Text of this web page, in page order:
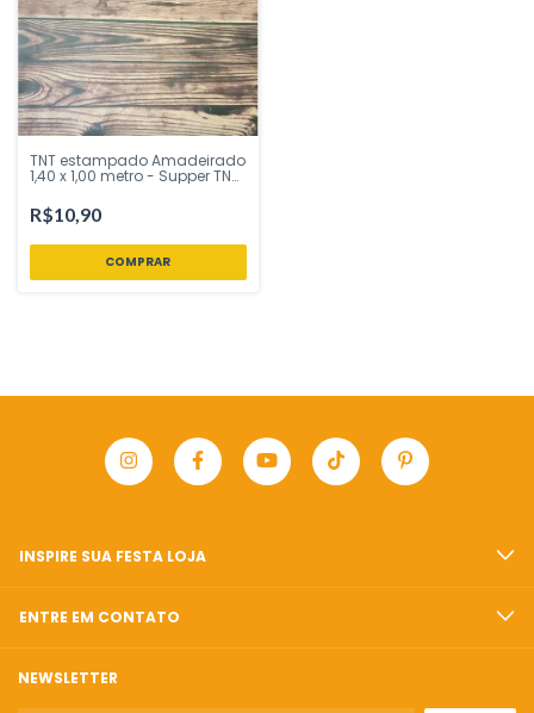
TNT estampado Amadeirado
1,40 x 1,00 metro - Supper TNT
R$10,90
INSPIRE SUA FESTA LOJA
ENTRE EM CONTATO
NEWSLETTER